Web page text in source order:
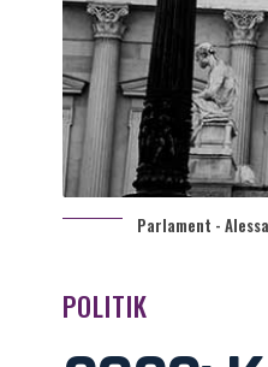
Parlament -
POLITIK